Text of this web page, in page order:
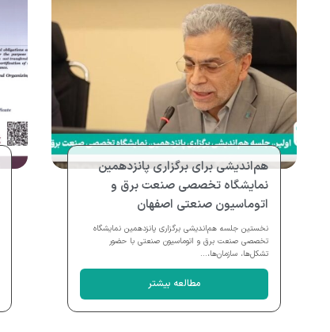
هم‌اندیشی برای برگزاری پانزدهمین
نمایشگاه تخصصی صنعت برق و
اتوماسیون صنعتی اصفهان
نخستین جلسه هم‌اندیشی برگزاری پانزدهمین نمایشگاه
تخصصی صنعت برق و اتوماسیون صنعتی با حضور
تشکل‌ها، سازمان‌ها،...
مطالعه بیشتر